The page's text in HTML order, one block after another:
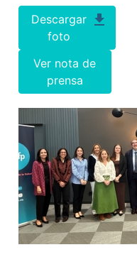
Descargar
foto
Ver nota de
prensa